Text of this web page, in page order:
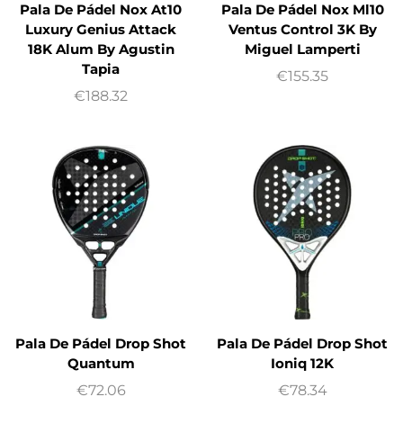
Pala De Pádel Nox At10
Luxury Genius Attack
18K Alum By Agustin
Tapia
€188.32
Pala De Pádel Nox Ml10
Ventus Control 3K By
Miguel Lamperti
€155.35
Pala De Pádel Drop Shot
Quantum
€72.06
Pala De Pádel Drop Shot
Ioniq 12K
€78.34